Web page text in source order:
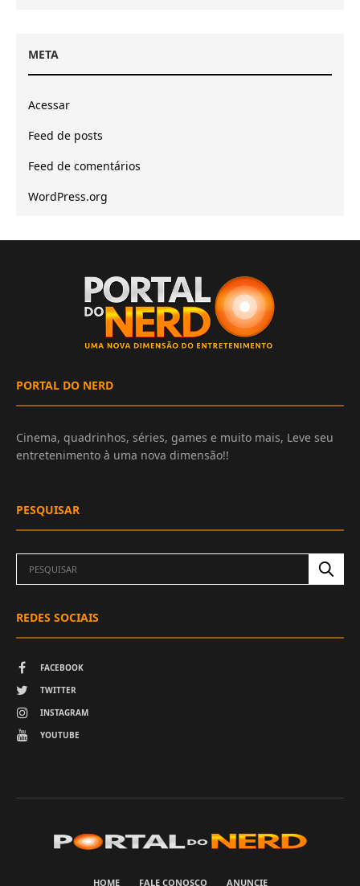
META
Acessar
Feed de posts
Feed de comentários
WordPress.org
PORTAL DO NERD
Cinema, quadrinhos, séries, games e muito mais, Leve seu
entretenimento à uma nova dimensão!!
PESQUISAR
REDES SOCIAIS
FACEBOOK
TWITTER
INSTAGRAM
YOUTUBE
HOME FALE CONOSCO ANUNCIE